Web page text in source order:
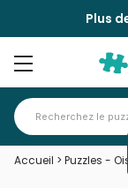
Plus
Accueil > Puzzles -